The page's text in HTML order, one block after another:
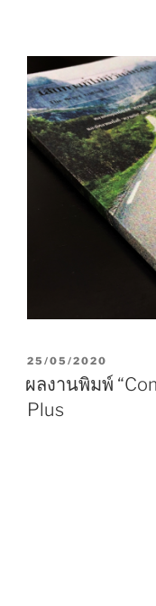
P
S
T
25/05/2020
ผลงานพิมพ์
Plus